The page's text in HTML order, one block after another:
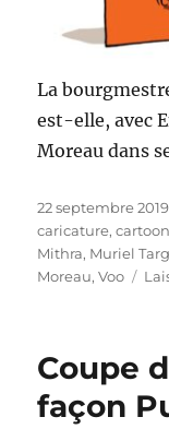
La
est-elle, avec
Moreau dans
Publié
le
22 septembre 2019
caricature,
Mithra, Muriel
Moreau,Voo
Coupe
façon